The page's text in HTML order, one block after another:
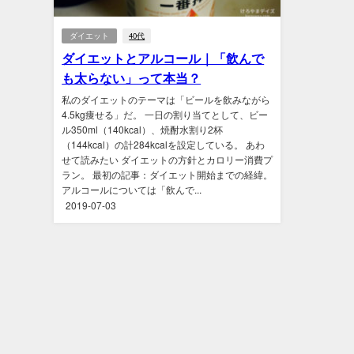
ダイエット 40代
ダイエットとアルコール｜「飲んで
も太らない」って本当？
私のダイエットのテーマは「ビールを飲みながら
4.5kg痩せる」だ。 一日の割り当てとして、ビー
ル350ml（140kcal）、焼酎水割り2杯
（144kcal）の計284kcalを設定している。 あわ
せて読みたい ダイエットの方針とカロリー消費プ
ラン。 最初の記事：ダイエット開始までの経緯。
アルコールについては「飲んで...
2019-07-03